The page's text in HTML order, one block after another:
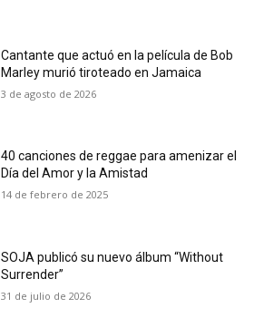
Cantante que actuó en la película de Bob
Marley murió tiroteado en Jamaica
3 de agosto de 2026
40 canciones de reggae para amenizar el
Día del Amor y la Amistad
14 de febrero de 2025
SOJA publicó su nuevo álbum “Without
Surrender”
31 de julio de 2026